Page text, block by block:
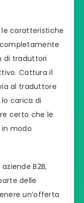
caratteristiche
di traduttori
Cattura il
al traduttore
carica di
certo che le
modo
B2B,
delle
un’offerta